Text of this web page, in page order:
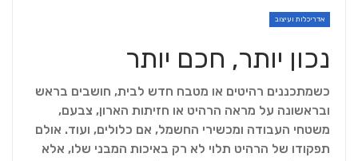
אדריכלות ועיצוב
נכון יותר, חכם יותר
כשמתכננים רהיטים או מטבח חדש לבית, חושבים בראש
ובראשונה על מראה הרהיט או חזיתות הארון, צבעם,
משטחי העבודה ומכשירי החשמל, אם כלולים, ועוד. אולם
תפקודו של הרהיט תלוי לא רק באיכות המבני שלו, אלא